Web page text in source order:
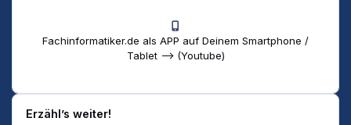
Fachinformatiker.de als APP auf Deinem Smartphone /
Tablet --> (Youtube)
Erzähl’s weiter!